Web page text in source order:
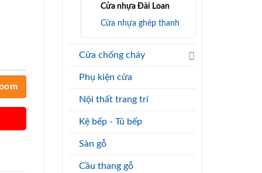
Cửa nhựa Đài Loan
Cửa nhựa ghép thanh
Cửa chống cháy
Phụ kiện cửa
Nội thất trang trí
Kệ bếp - Tủ bếp
Sàn gỗ
Cầu thang gỗ